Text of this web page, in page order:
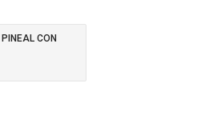
CON